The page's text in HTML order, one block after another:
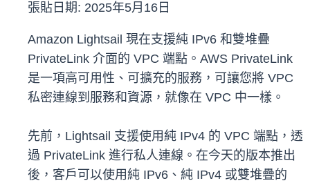
張貼日期: 2025年5月16日
Amazon Lightsail 現在支援純 IPv6 和雙堆疊
PrivateLink 介面的 VPC 端點。AWS PrivateLink
是一項高可用性、可擴充的服務，可讓您將 VPC
私密連線到服務和資源，就像在 VPC 中一樣。
先前，Lightsail 支援使用純 IPv4 的 VPC 端點，透
過 PrivateLink 進行私人連線。在今天的版本推出
後，客戶可以使用純 IPv6、純 IPv4 或雙堆疊的